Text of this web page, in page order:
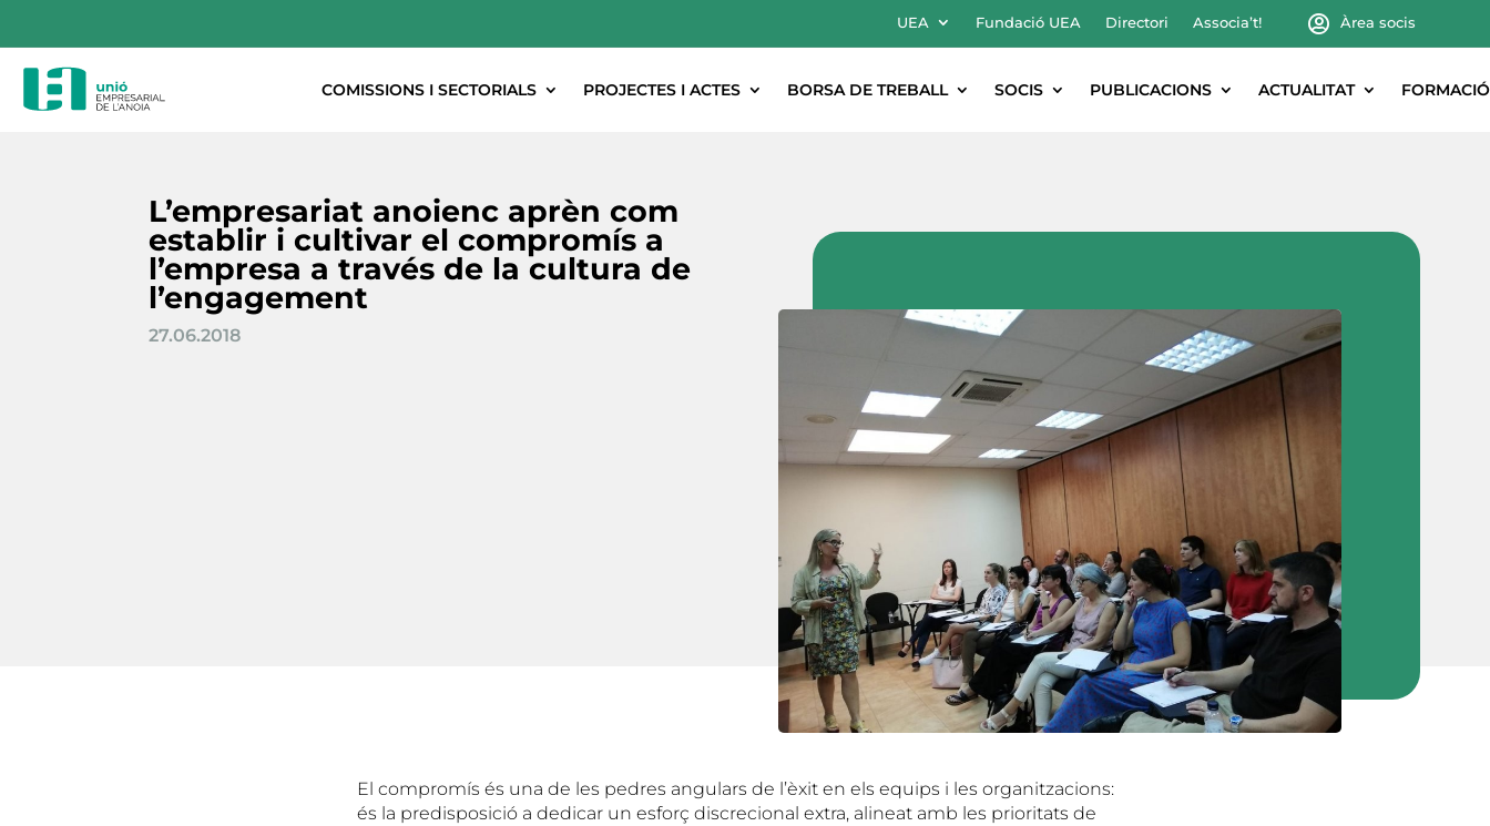
UEA Fundació UEA Directori Associa’t! Àrea socis
COMISSIONS I SECTORIALS PROJECTES I ACTES BORSA DE TREBALL SOCIS PUBLICACIONS ACTUALITAT FORMACIÓ
L’empresariat anoienc aprèn com
establir i cultivar el compromís a
l’empresa a través de la cultura de
l’engagement
27.06.2018
El compromís és una de les pedres angulars de l’èxit en els equips i les organitzacions:
és la predisposició a dedicar un esforç discrecional extra, alineat amb les prioritats de